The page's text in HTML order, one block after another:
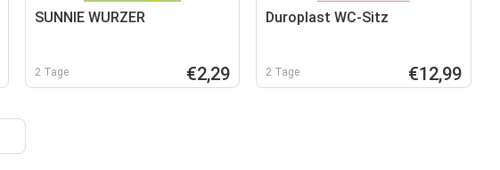
SUNNIE WURZER
2 Tage €2,29
Duroplast WC-Sitz
2 Tage €12,99